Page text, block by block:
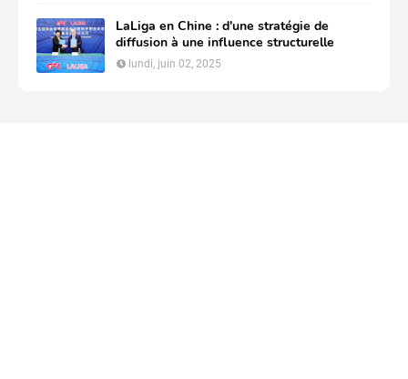
LaLiga en Chine : d'une stratégie de
diffusion à une influence structurelle
lundi, juin 02, 2025